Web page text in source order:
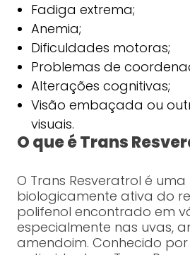
Fadiga extrema;
Anemia;
Dificuldades motoras;
Problemas de
Alterações cognitivas;
Visão embaçada ou
visuais.
O que é Trans
O Trans Resveratrol é
biologicamente ativa do
polifenol encontrado em
especialmente nas uvas,
amendoim. Conhecido